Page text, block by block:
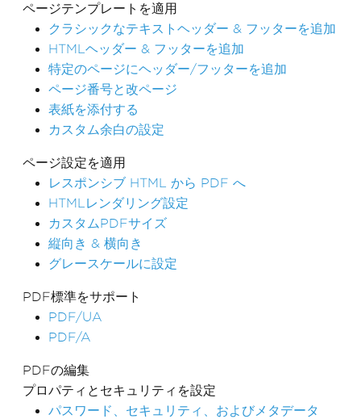
ページテンプレートを適用
クラシックなテキストヘッダー & フッターを追加
HTMLヘッダー & フッターを追加
特定のページにヘッダー/フッターを追加
ページ番号と改ページ
表紙を添付する
カスタム余白の設定
ページ設定を適用
レスポンシブ HTML から PDF へ
HTMLレンダリング設定
カスタムPDFサイズ
縦向き & 横向き
グレースケールに設定
PDF標準をサポート
PDF/UA
PDF/A
PDFの編集
プロパティとセキュリティを設定
パスワード、セキュリティ、およびメタデータ